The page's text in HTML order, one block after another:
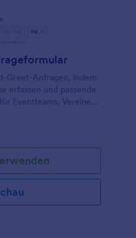
Greet-Anfragen, indem
erfassen und passende
Eventteams, Vereine
nutzen möchten.